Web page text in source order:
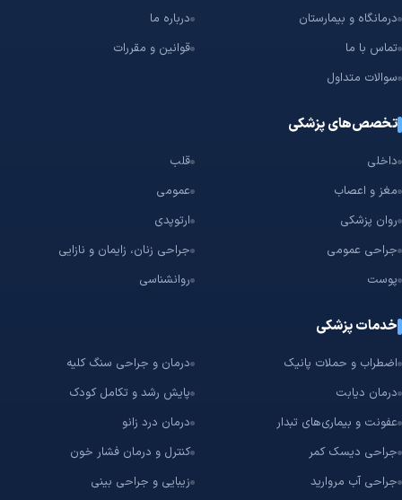
درمانگاه و بیمارستان
درباره ما
تماس با ما
قوانین و مقررات
سوالات متداول
تخصص‌های پزشکی
داخلی
قلب
مغز و اعصاب
عمومی
روان پزشکی
ارتوپدی
جراحی عمومی
جراحی زنان، زایمان و نازایی
پوست
روانشناسی
خدمات پزشکی
اضطراب و حملات پانیک
درمان و جراحی سنگ کلیه
درمان دیابت
پایش رشد و تکامل کودک
عفونت و بیماری‌های تبدار
درمان درد زانو
جراحی دیسک کمر
کنترل و درمان فشار خون
جراحی آب مروارید
زیبایی و جراحی بینی